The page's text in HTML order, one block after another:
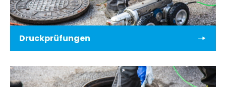
Druckprüfungen